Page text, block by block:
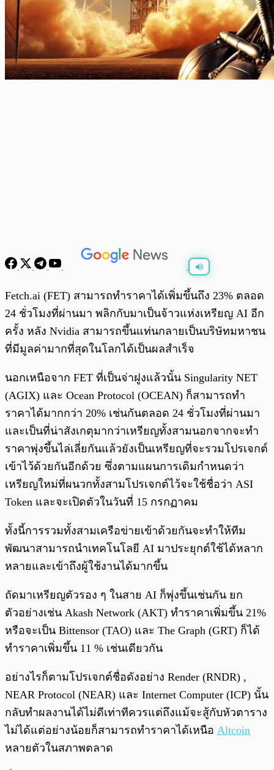
Fetch.ai (FET) สามารถทำราคาได้เพิ่มขึ้นถึง 23% ตลอด
24 ชั่วโมงที่ผ่านมา พลิกกับมาเป็นจ้าวแห่งเหรียญ AI อีก
ครั้ง หลัง Nvidia สามารถขึ้นแท่นกลายเป็นบริษัทมหาชน
ที่มีมูลค่ามากที่สุดในโลกได้เป็นผลสำเร็จ
นอกเหนือจาก FET ที่เป็นจ่าฝูงแล้วนั้น Singularity NET
(AGIX) และ Ocean Protocol (OCEAN) ก็สามารถทำ
ราคาได้มากกว่า 20% เช่นกันตลอด 24 ชั่วโมงที่ผ่านมา
และเป็นที่น่าสังเกตุมากว่าเหรียญทั้งสามนอกจากจะทำ
ราคาพุ่งขึ้นไล่เลี่ยกันแล้วยังเป็นเหรียญที่จะรวมโปรเจกต์
เข้าไว้ด้วยกันอีกด้วย ซึ่งตามแผนการเดิมกำหนดว่า
เหรียญใหม่ที่ผนวกทั้งสามโปรเจกต์ไว้จะใช้ชื่อว่า ASI
Token และจะเปิดตัวในวันที่ 15 กรกฏาคม
ทั้งนี้การรวมทั้งสามเครือข่ายเข้าด้วยกันจะทำให้ทีม
พัฒนาสามารถนำเทคโนโลยี AI มาประยุกต์ใช้ได้หลาก
หลายและเข้าถึงผู้ใช้งานได้มากขึ้น
ถัดมาเหรียญตัวรอง ๆ ในสาย AI ก็พุ่งขึ้นเช่นกัน ยก
ตัวอย่างเช่น Akash Network (AKT) ทำราคาเพิ่มขึ้น 21%
หรือจะเป็น Bittensor (TAO) และ The Graph (GRT) ก็ได้
ทำราคาเพิ่มขึ้น 11 % เช่นเดียวกัน
อย่างไรก็ตามโปรเจกต์ชื่อดังอย่าง Render (RNDR) ,
NEAR Protocol (NEAR) และ Internet Computer (ICP) นั้น
กลับทำผลงานได้ไม่ดีเท่าทีควรแต่ถึงแม้จะสู้กับหัวตาราง
ไม่ได้แต่อย่างน้อยก็สามารถทำราคาได้เหนือ Altcoin
หลายตัวในสภาพตลาด